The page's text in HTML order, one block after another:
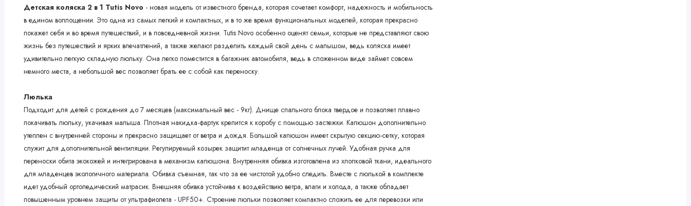
Детская коляска 2 в 1 Tutis Novo - новая модель от известного бренда, которая сочетает комфорт, надежность и мобильность
в едином воплощении. Это одна из самых легкий и компактных, и в то же время функциональных моделей, которая прекрасно
покажет себя и во время путешествий, и в повседневной жизни. Tutis Novo особенно оценят семьи, которые не представляют свою
жизнь без путешествий и ярких впечатлений, а также желают разделить каждый свой день с малышом, ведь коляска имеет
удивительно легкую складную люльку. Она легко поместится в багажник автомобиля, ведь в сложенном виде займет совсем
немного места, а небольшой вес позволяет брать ее с собой как переноску.
Люлька
Подходит для детей с рождения до 7 месяцев (максимальный вес - 9кг). Днище спального блока твердое и позволяет плавно
покачивать люльку, укачивая малыша. Плотная накидка-фартук крепится к коробу с помощью застежки. Капюшон дополнительно
утеплен с внутренней стороны и прекрасно защищает от ветра и дождя. Большой капюшон имеет скрытую секцию-сетку, которая
служит для дополнительной вентиляции. Регулируемый козырек защитит младенца от солнечных лучей. Удобная ручка для
переноски обита экокожей и интегрирована в механизм капюшона. Внутренняя обивка изготовлена из хлопковой ткани, идеального
для младенцев экологичного материала. Обивка съемная, так что за ее чистотой удобно следить. Вместе с люлькой в комплекте
идет удобный ортопедический матрасик. Внешняя обивка устойчива к воздействию ветра, влаги и холода, а также обладает
повышенным уровнем защиты от ультрафиолета - UPF50+. Строение люльки позволяет компактно сложить ее для перевозки или